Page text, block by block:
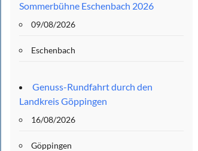
Sommerbühne Eschenbach 2026
09/08/2026
Eschenbach
Genuss-Rundfahrt durch den
Landkreis Göppingen
16/08/2026
Göppingen